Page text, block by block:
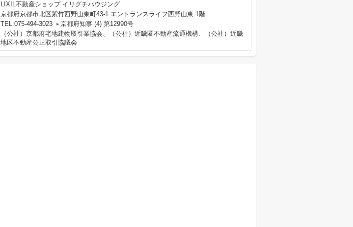
LIXIL不動産ショップ イリグチハウジング
京都府京都市北区紫竹西野山東町43-1 エントランスライフ西野山東 1階
TEL:075-494-3023
京都府知事 (4) 第12990号
（公社）京都府宅地建物取引業協会、（公社）近畿圏不動産流通機構、（公社）近畿
地区不動産公正取引協議会